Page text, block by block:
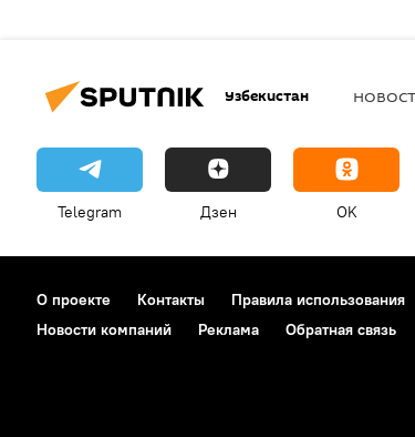
Узбекистан
Telegram Дзен OK
О проекте Контакты Правила использования
Новости компаний
Реклама Обратная связь